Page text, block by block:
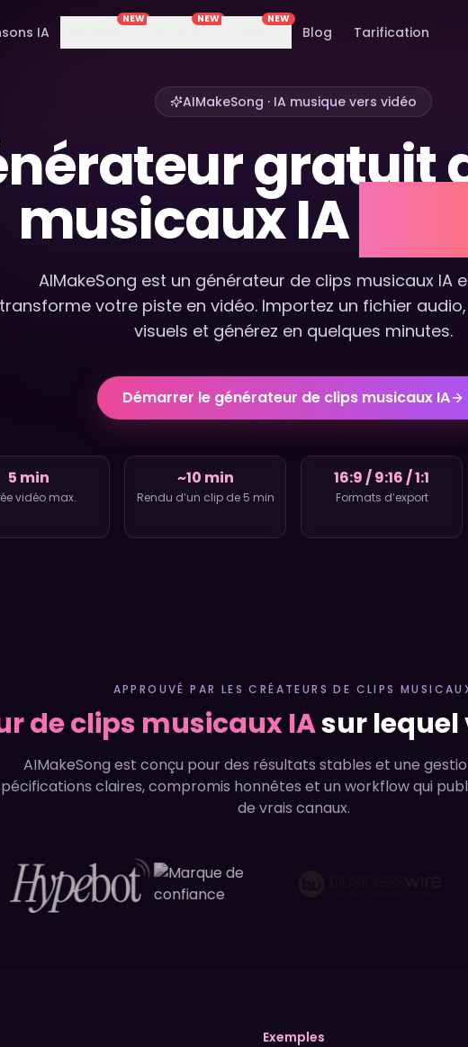
IA
NEW NEW NEW
Blog Tarification
AIMakeSong · IA musique vers vidéo
gratuit
musicaux IA
AIMakeSong est un générateur de clips musicaux IA
transforme votre piste en vidéo. Importez un fichier
visuels et générez en quelques minutes.
Démarrer le générateur de clips musicaux IA
5 min
vidéo max.
~10 min
Rendu d’un clip de 5 min
16:9 / 9:16 / 1:1
Formats d’export
APPROUVÉ PAR LES CRÉATEURS DE CLIPS
de clips musicaux IAsur
AIMakeSong est conçu pour des résultats stables et une
claires, compromis honnêtes et un workflow qui
de vrais canaux.
Exemples